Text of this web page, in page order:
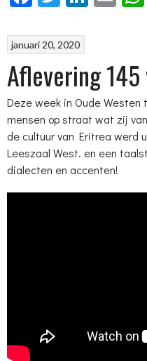
januari 20, 2020
Aflevering 145
Deze week in Oude Westen
mensen op straat wat zij
de cultuur van Eritrea werd
Leeszaal West. en een
dialecten en accenten!